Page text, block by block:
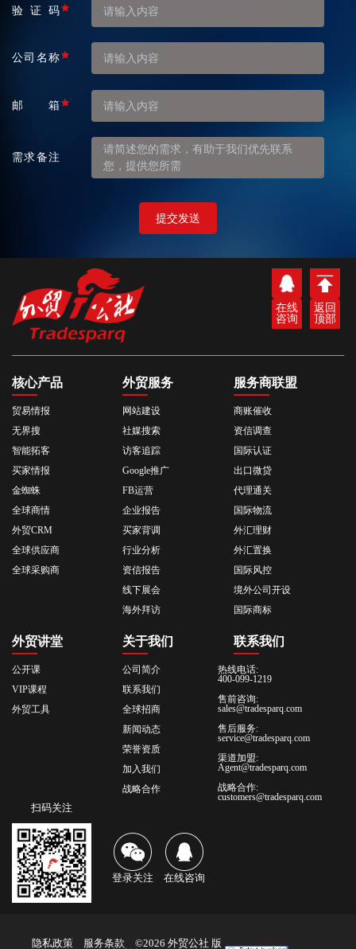
验证码
公司名称
邮箱
需求备注
提交发送
核心产品
贸易情报
无界搜
智能拓客
买家情报
金蜘蛛
全球商情
外贸CRM
全球供应商
全球采购商
外贸服务
网站建设
社媒搜索
访客追踪
Google推广
FB运营
企业报告
买家背调
行业分析
资信报告
线下展会
海外拜访
服务商联盟
商账催收
资信调查
国际认证
出口微贷
代理通关
国际物流
外汇理财
外汇置换
国际风控
境外公司开设
国际商标
外贸讲堂
公开课
VIP课程
外贸工具
关于我们
公司简介
联系我们
全球招商
新闻动态
荣誉资质
加入我们
战略合作
联系我们
热线电话:
400-099-1219
售前咨询:
sales@tradesparq.com
售后服务:
service@tradesparq.com
渠道加盟:
Agent@tradesparq.com
战略合作:
customers@tradesparq.com
在线
咨询
返回
顶部
扫码关注
登录关注 在线咨询
隐私政策 服务条款
©2026 外贸公社 版